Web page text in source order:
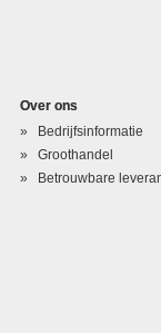
Over ons
Bedrijfsinformatie
Groothandel
Betrouwbare